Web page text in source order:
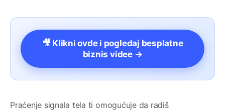
🎥 Klikni ovde i pogledaj besplatne
biznis videe →
Praćenje signala tela ti omogućuje da radiš